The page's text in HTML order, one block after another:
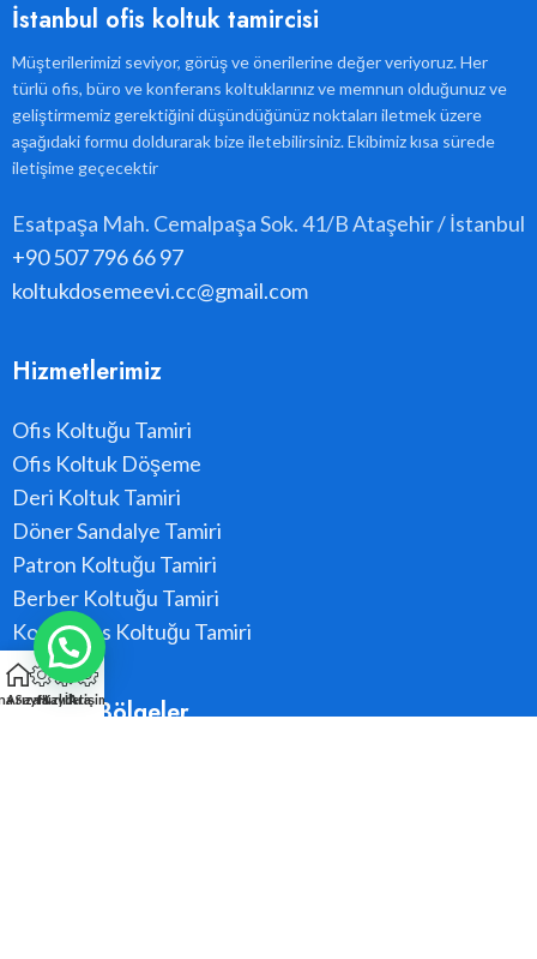
İstanbul ofis koltuk tamircisi
Müşterilerimizi seviyor, görüş ve önerilerine değer veriyoruz. Her
türlü ofis, büro ve konferans koltuklarınız ve memnun olduğunuz ve
geliştirmemiz gerektiğini düşündüğünüz noktaları iletmek üzere
aşağıdaki formu doldurarak bize iletebilirsiniz. Ekibimiz kısa sürede
iletişime geçecektir
Esatpaşa Mah. Cemalpaşa Sok. 41/B Ataşehir / İstanbul
+90 507 796 66 97
koltukdosemeevi.cc@gmail.com
Hizmetlerimiz
Ofis Koltuğu Tamiri
Ofis Koltuk Döşeme
Deri Koltuk Tamiri
Döner Sandalye Tamiri
Patron Koltuğu Tamiri
Berber Koltuğu Tamiri
Konferans Koltuğu Tamiri
Hizmet Bölgeler
Sayfa
Arıza Kaydı
Hızlı Ara
İletişim